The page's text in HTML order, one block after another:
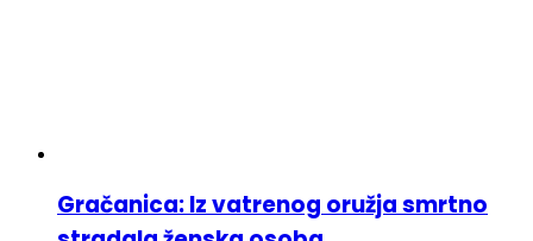
Gračanica: Iz vatrenog oružja smrtno